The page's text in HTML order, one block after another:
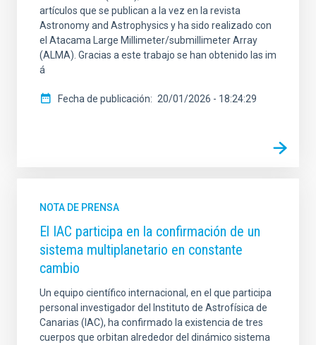
artículos que se publican a la vez en la revista
Astronomy and Astrophysics y ha sido realizado con
el Atacama Large Millimeter/submillimeter Array
(ALMA). Gracias a este trabajo se han obtenido las im
á
Fecha de publicación 20/01/2026 - 18:24:29
NOTA DE PRENSA
El IAC participa en la confirmación de un
sistema multiplanetario en constante
cambio
Un equipo científico internacional, en el que participa
personal investigador del Instituto de Astrofísica de
Canarias (IAC), ha confirmado la existencia de tres
cuerpos que orbitan alrededor del dinámico sistema